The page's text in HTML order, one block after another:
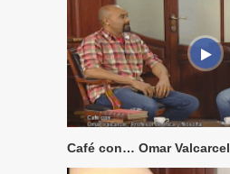
Café con… Omar Valcarcel